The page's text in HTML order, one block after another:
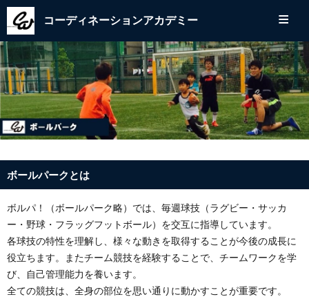
コーディネーションアカデミー ≡
ボールパークとは
ボルパ！（ボールパーク略）では、毎週球技（ラグビー・サッカ
ー・野球・フラッグフットボール）を交互に指導しています。
各球技の特性を理解し、様々な動きを取得することが今後の成長に
役立ちます。またチーム競技を経験することで、チームワークを学
び、自己管理能力を養います。
全ての競技は、全身の部位を思い通りに動かすことが重要です。